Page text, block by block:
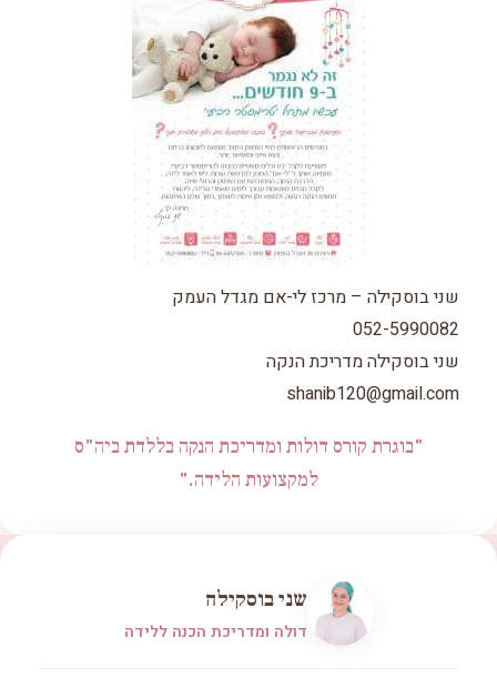
שני בוסקילה – מרכז לי-אם מגדל העמק
052-5990082
שני בוסקילה מדריכת הנקה
shanib120@gmail.com
"בוגרת קורס דולות ומדריכת הנקה בללדת ביה"ס
למקצועות הלידה."
שני בוסקילה
דולה ומדריכת הכנה ללידה